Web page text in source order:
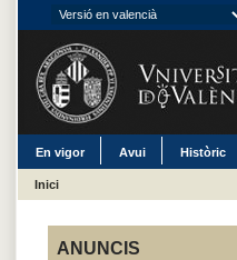
En vigor Avui Històric
Inici
ANUNCIS